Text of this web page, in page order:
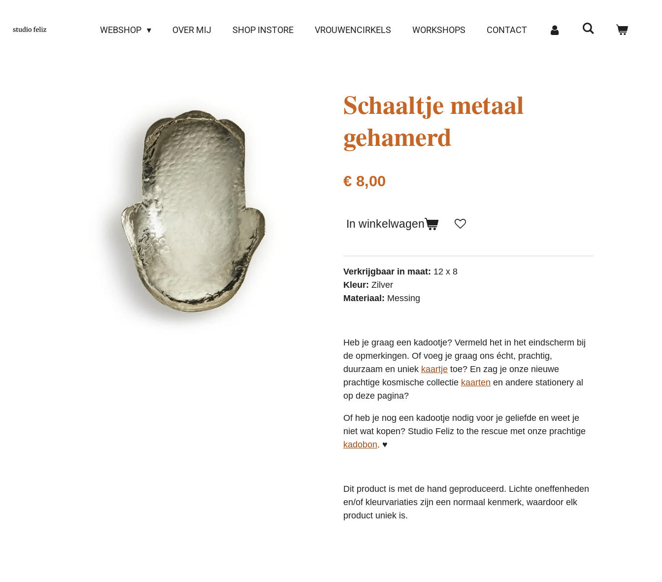
direct
WEBSHOP OVER MIJ SHOP INSTORE VROUWENCIRKELS WORKSHOPS CONTACT
Schaaltje metaal
gehamerd
€ 8,00
In winkelwagen
Verkrijgbaar in maat: 12 x 8
Kleur: Zilver
Materiaal: Messing
Heb je graag een kadootje? Vermeld het in het eindscherm bij
de opmerkingen. Of voeg je graag ons écht, prachtig,
duurzaam en uniek kaartje toe? En zag je onze nieuwe
prachtige kosmische collectie kaarten en andere stationery al
op deze pagina?
Of heb je nog een kadootje nodig voor je geliefde en weet je
niet wat kopen? Studio Feliz to the rescue met onze prachtige
kadobon. ♥
Dit product is met de hand geproduceerd. Lichte oneffenheden
en/of kleurvariaties zijn een normaal kenmerk, waardoor elk
product uniek is.